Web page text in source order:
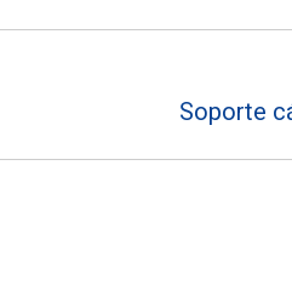
Soporte